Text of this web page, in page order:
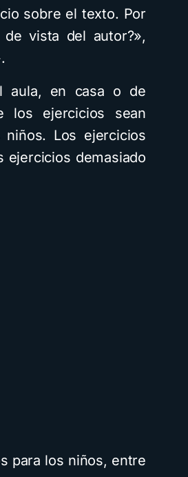
sobre el texto. Por
vista del autor?»,
aula, en casa o de
los ejercicios sean
Los ejercicios
ejercicios demasiado
para los niños, entre